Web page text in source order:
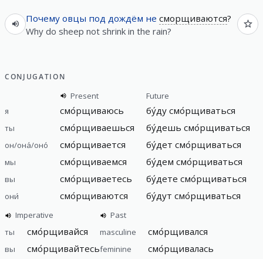
Почему овцы под дождём не сморщиваются?
Why do sheep not shrink in the rain?
CONJUGATION
Present
Future
я
смо́рщиваюсь бу́ду смо́рщиваться
ты смо́рщиваешься бу́дешь смо́рщиваться
он/она́/оно́ смо́рщивается бу́дет смо́рщиваться
мы смо́рщиваемся бу́дем смо́рщиваться
вы смо́рщиваетесь бу́дете смо́рщиваться
они́ смо́рщиваются бу́дут смо́рщиваться
Imperative
ты
смо́рщивайся
вы смо́рщивайтесь
Past
masculine
смо́рщивался
feminine смо́рщивалась